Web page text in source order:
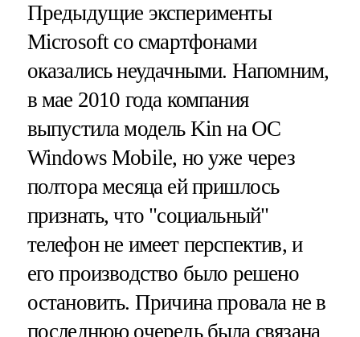
Предыдущие эксперименты
Microsoft со смартфонами
оказались неудачными. Напомним,
в мае 2010 года компания
выпустила модель Kin на ОС
Windows Mobile, но уже через
полтора месяца ей пришлось
признать, что "социальный"
телефон не имеет перспектив, и
его производство было решено
остановить. Причина провала не в
последнюю очередь была связана